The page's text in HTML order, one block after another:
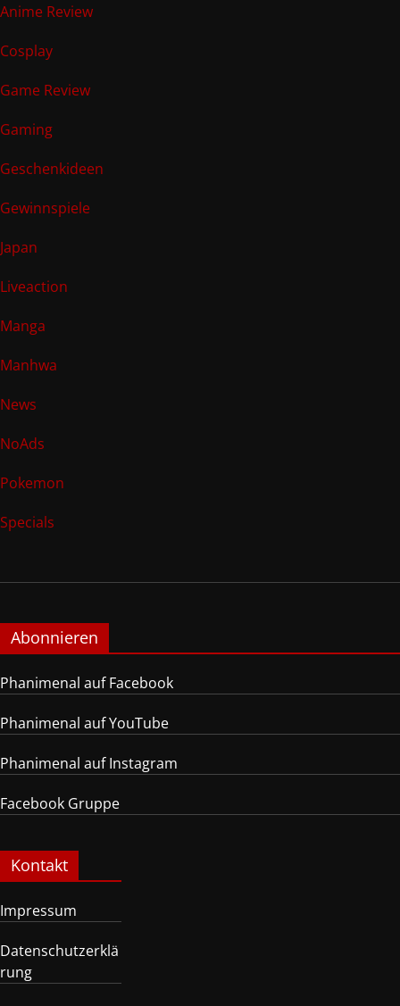
Anime Review
Cosplay
Game Review
Gaming
Geschenkideen
Gewinnspiele
Japan
Liveaction
Manga
Manhwa
News
NoAds
Pokemon
Specials
Abonnieren
Phanimenal auf Facebook
Phanimenal auf YouTube
Phanimenal auf Instagram
Facebook Gruppe
Kontakt
Impressum
Datenschutzerklä
rung